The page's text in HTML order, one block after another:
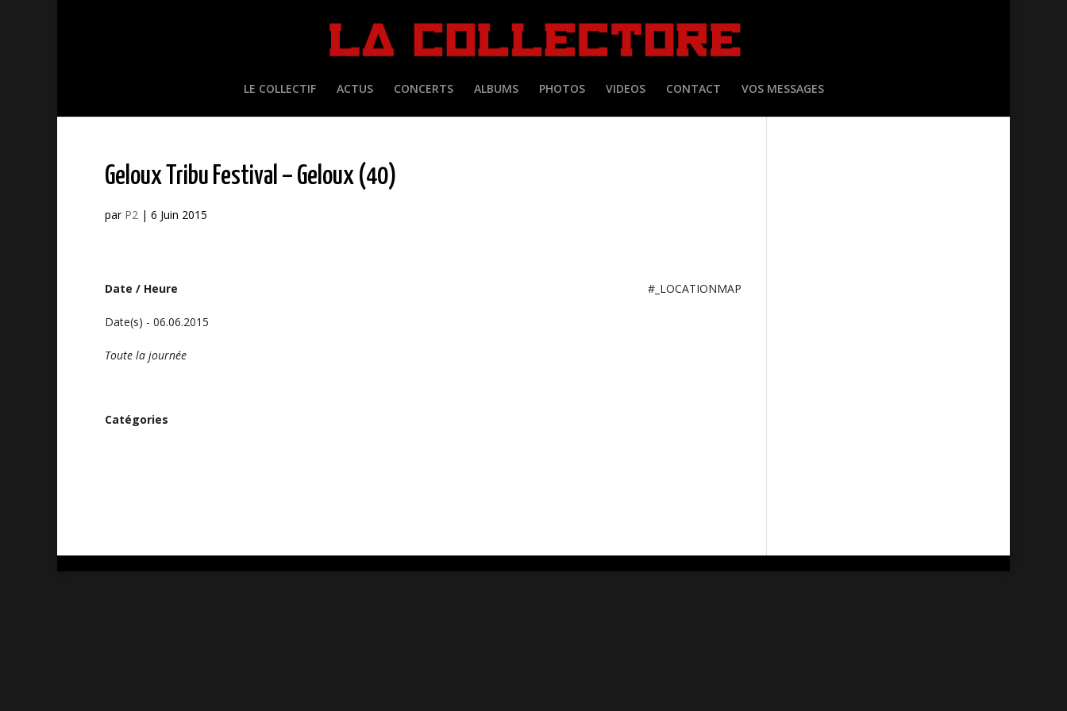
LE COLLECTIF ACTUS CONCERTS ALBUMS PHOTOS VIDEOS CONTACT VOS MESSAGES
Geloux Tribu Festival – Geloux (40)
par P2 | 6 Juin 2015
#_LOCATIONMAP
Date / Heure
Date(s) - 06.06.2015
Toute la journée
Catégories